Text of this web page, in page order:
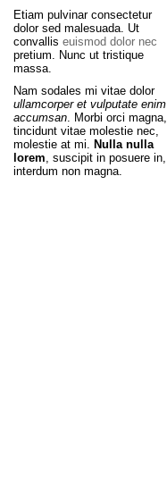
Etiam pulvinar consectetur
dolor sed malesuada. Ut
convallis euismod dolor nec
pretium. Nunc ut tristique
massa.
Nam sodales mi vitae dolor
ullamcorper et vulputate enim
accumsan. Morbi orci magna,
tincidunt vitae molestie nec,
molestie at mi. Nulla nulla
lorem, suscipit in posuere in,
interdum non magna.